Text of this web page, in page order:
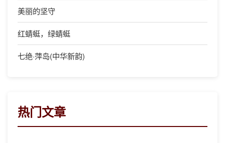
美丽的坚守
红蜻蜓，绿蜻蜓
七绝·萍岛(中华新韵)
热门文章